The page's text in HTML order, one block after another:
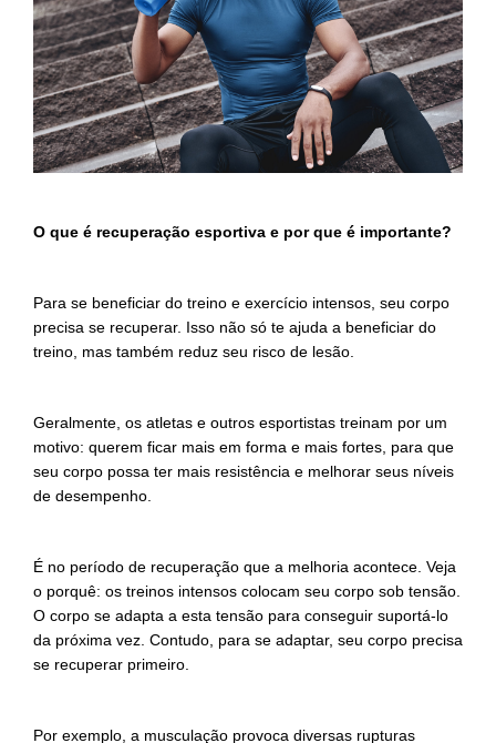
O que é recuperação esportiva e por que é importante?
Para se beneficiar do treino e exercício intensos, seu corpo
precisa se recuperar. Isso não só te ajuda a beneficiar do
treino, mas também reduz seu risco de lesão.
Geralmente, os atletas e outros esportistas treinam por um
motivo: querem ficar mais em forma e mais fortes, para que
seu corpo possa ter mais resistência e melhorar seus níveis
de desempenho.
É no período de recuperação que a melhoria acontece. Veja
o porquê: os treinos intensos colocam seu corpo sob tensão.
O corpo se adapta a esta tensão para conseguir suportá-lo
da próxima vez. Contudo, para se adaptar, seu corpo precisa
se recuperar primeiro.
Por exemplo, a musculação provoca diversas rupturas